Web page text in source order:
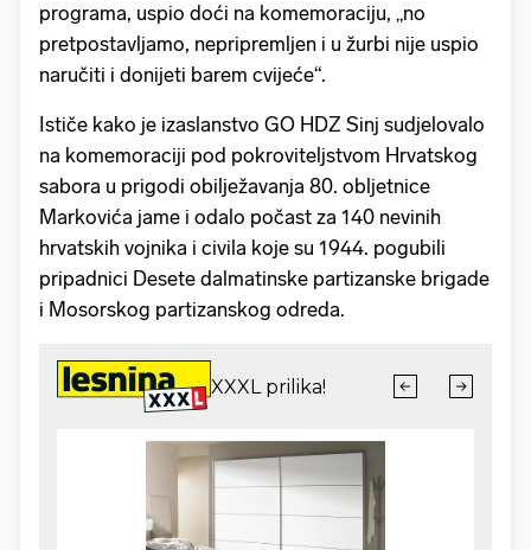
programa, uspio doći na komemoraciju, „no
pretpostavljamo, nepripremljen i u žurbi nije uspio
naručiti i donijeti barem cvijeće“.
Ističe kako je izaslanstvo GO HDZ Sinj sudjelovalo
na komemoraciji pod pokroviteljstvom Hrvatskog
sabora u prigodi obilježavanja 80. obljetnice
Markovića jame i odalo počast za 140 nevinih
hrvatskih vojnika i civila koje su 1944. pogubili
pripadnici Desete dalmatinske partizanske brigade
i Mosorskog partizanskog odreda.